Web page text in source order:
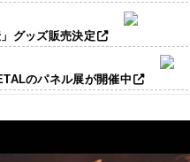
グッズ販売決定
のパネル展が開催中